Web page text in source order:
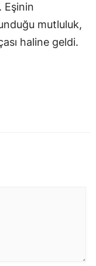
Zonguldak
Aksaray
Eşinin
mutluluk,
haline geldi.